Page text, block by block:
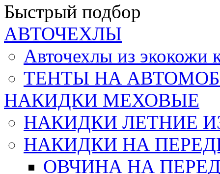
Быстрый подбор
АВТОЧЕХЛЫ
Авточехлы из
ТЕНТЫ НА
НАКИДКИ МЕХОВЫЕ
НАКИДКИ ЛЕТНИЕ
НАКИДКИ НА
ОВЧИНА НА